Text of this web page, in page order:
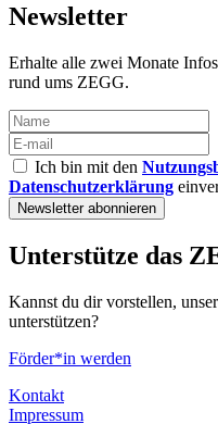
Newsletter
Erhalte alle zwei Monate
rund ums ZEGG.
Ich bin mit den
Datenschutzerklärung
Unterstütze das
Kannst du dir vorstellen,
unterstützen?
Förder*in werden
Kontakt
Impressum